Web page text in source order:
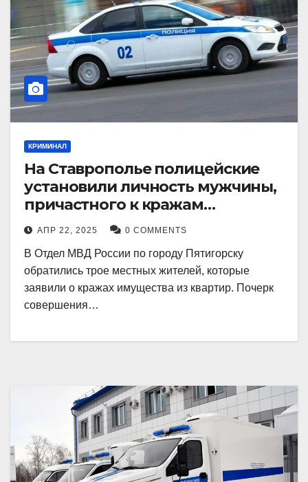
КРИМИНАЛ
На Ставрополье полицейские
установили личность мужчины,
причастного к кражам
имущества из квартир в
Пятигорске
АПР 22, 2025 0 COMMENTS
В Отдел МВД России по городу Пятигорску
обратились трое местных жителей, которые
заявили о кражах имущества из квартир. Почерк
совершения…